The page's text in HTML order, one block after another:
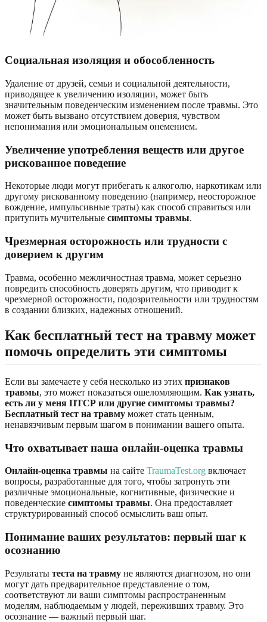
Социальная изоляция и обособленность
Удаление от друзей, семьи и социальной деятельности,
приводящее к увеличению изоляции, может быть
значительным поведенческим изменением после травмы. Это
может быть вызвано отсутствием доверия, чувством
непонимания или эмоциональным онемением.
Увеличение употребления веществ или другое
рискованное поведение
Некоторые люди могут прибегать к алкоголю, наркотикам или
другому рискованному поведению (например, неосторожное
вождение, импульсивные траты) как способ справиться или
притупить мучительные симптомы травмы.
Чрезмерная осторожность или трудности с
доверием к другим
Травма, особенно межличностная травма, может серьезно
повредить способность доверять другим, что приводит к
чрезмерной осторожности, подозрительности или трудностям
в создании близких, надежных отношений.
Как бесплатный тест на травму может
помочь определить эти симптомы
Если вы замечаете у себя несколько из этих признаков
травмы, это может показаться ошеломляющим. Как узнать,
есть ли у меня ПТСР или другие симптомы травмы?
Бесплатный тест на травму может стать ценным,
ненавязчивым первым шагом в понимании вашего опыта.
Что охватывает наша онлайн-оценка травмы
Онлайн-оценка травмы на сайте TraumaTest.org включает
вопросы, разработанные для того, чтобы затронуть эти
различные эмоциональные, когнитивные, физические и
поведенческие симптомы травмы. Она предоставляет
структурированный способ осмыслить ваш опыт.
Понимание ваших результатов: первый шаг к
осознанию
Результаты теста на травму не являются диагнозом, но они
могут дать предварительное представление о том,
соответствуют ли ваши симптомы распространенным
моделям, наблюдаемым у людей, переживших травму. Это
осознание — важный первый шаг.